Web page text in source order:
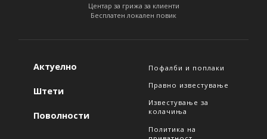
Центар за грижа за клиенти
Бесплатен локален повик
Актуелно
Штети
Поволности
Пофалби и поплаки
Правно известување
Известување за
колачиња
Политика на